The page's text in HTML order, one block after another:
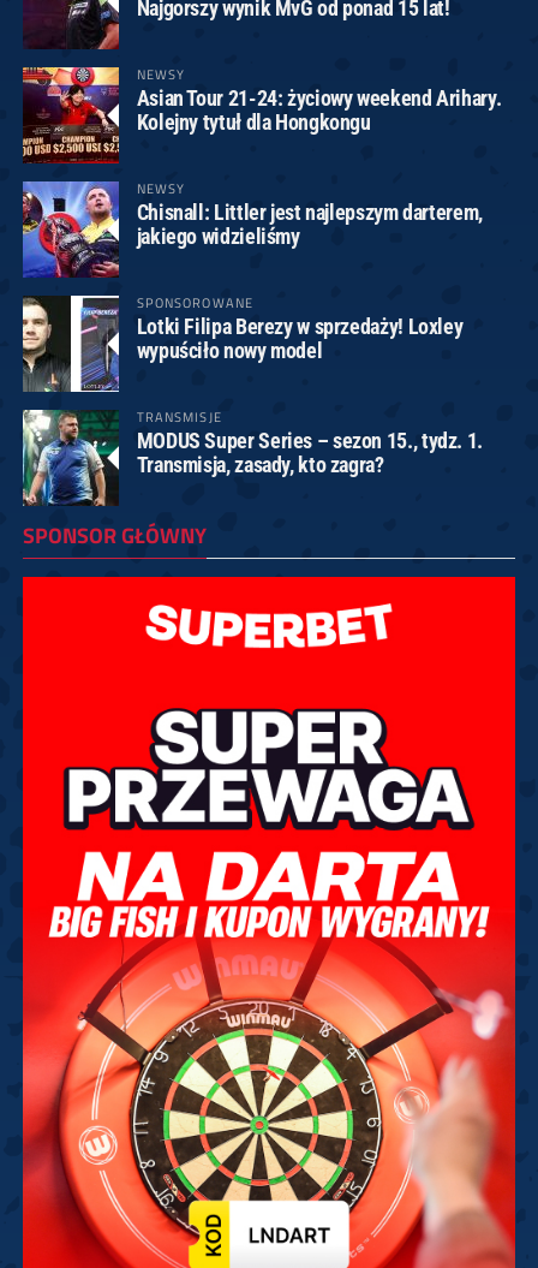
Najgorszy wynik MvG od ponad 15 lat!
NEWSY
Asian Tour 21-24: życiowy weekend Arihary.
Kolejny tytuł dla Hongkongu
NEWSY
Chisnall: Littler jest najlepszym darterem,
jakiego widzieliśmy
SPONSOROWANE
Lotki Filipa Berezy w sprzedaży! Loxley
wypuściło nowy model
TRANSMISJE
MODUS Super Series – sezon 15., tydz. 1.
Transmisja, zasady, kto zagra?
SPONSOR GŁÓWNY